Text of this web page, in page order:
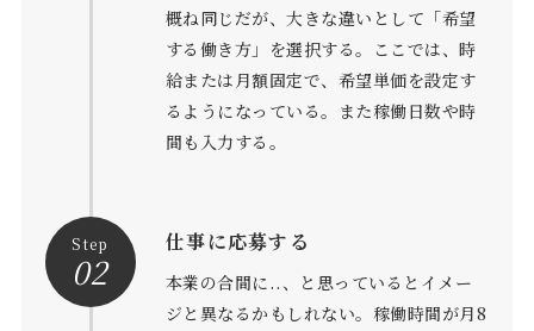
概ね同じだが、大きな違いとして「希望
する働き方」を選択する。ここでは、時
給または月額固定で、希望単価を設定す
るようになっている。また稼働日数や時
間も入力する。
Step
02
仕事に応募する
本業の合間に..、と思っているとイメー
ジと異なるかもしれない。稼働時間が月8